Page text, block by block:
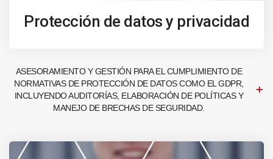
Protección de datos y privacidad
ASESORAMIENTO Y GESTIÓN PARA EL CUMPLIMIENTO DE
NORMATIVAS DE PROTECCIÓN DE DATOS COMO EL GDPR,
INCLUYENDO AUDITORÍAS, ELABORACIÓN DE POLÍTICAS Y
MANEJO DE BRECHAS DE SEGURIDAD.